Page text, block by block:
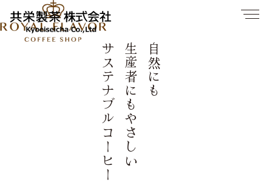
自然にも
生産者にもやさしい
サステナブルコーヒー